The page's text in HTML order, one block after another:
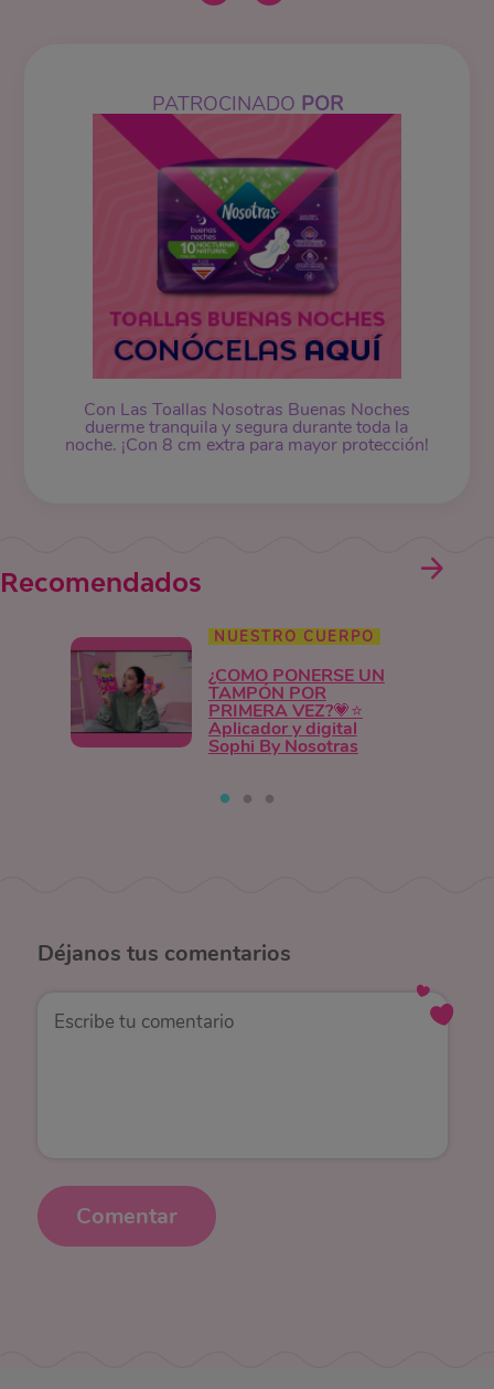
PATROCINADO POR
Con Las Toallas Nosotras Buenas Noches
duerme tranquila y segura durante toda la
noche. ¡Con 8 cm extra para mayor protección!
Recomendados
NUESTRO CUERPO
¿COMO PONERSE UN
TAMPÓN POR
PRIMERA VEZ?💗⭐
Aplicador y digital
Sophi By Nosotras
Déjanos tus comentarios
Comentar